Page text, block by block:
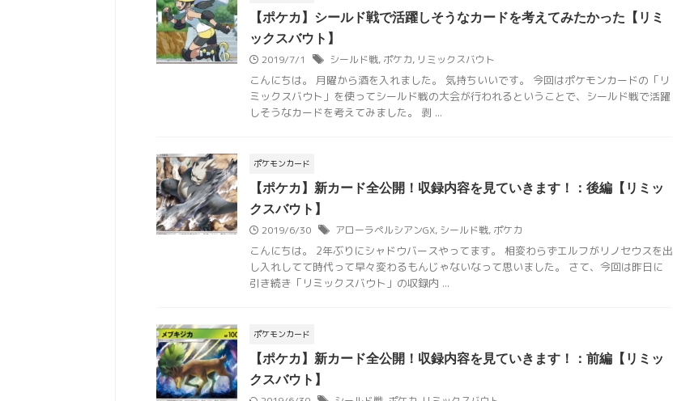
【ポケカ】シールド戦で活躍しそうなカードを考えてみたかった【リミ
ックスバウト】
2019/7/1
シールド戦, ポケカ, リミックスバウト
こんにちは。 月曜から酒を入れました。 気持ちいいです。 今回はポケモンカードの「リ
ミックスバウト」を使ってシールド戦の大会が行われるということで、シールド戦で活躍
しそうなカードを考えてみました。 剥 ...
ポケモンカード
【ポケカ】新カード全公開！収録内容を見ていきます！：後編【リミッ
クスバウト】
2019/6/30
アローラペルシアンGX, シールド戦, ポケカ
こんにちは。 2年ぶりにシャドウバースやってます。 相変わらずエルフがリノセウスを出
し入れしてて時代って早々変わるもんじゃないなって思いました。 さて、今回は昨日に
引き続き「リミックスバウト」の収録内 ...
ポケモンカード
【ポケカ】新カード全公開！収録内容を見ていきます！：前編【リミッ
クスバウト】